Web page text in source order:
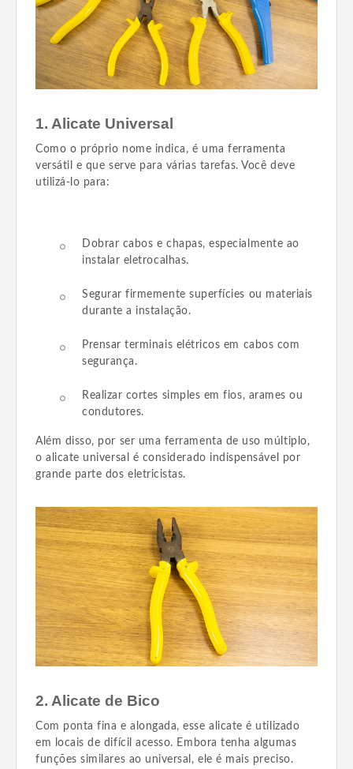
1. Alicate Universal
Como o próprio nome indica, é uma ferramenta
versátil e que serve para várias tarefas. Você deve
utilizá-lo para:
Dobrar cabos e chapas, especialmente ao
instalar eletrocalhas.
Segurar firmemente superfícies ou materiais
durante a instalação.
Prensar terminais elétricos em cabos com
segurança.
Realizar cortes simples em fios, arames ou
condutores.
Além disso, por ser uma ferramenta de uso múltiplo,
o alicate universal é considerado indispensável por
grande parte dos eletricistas.
2. Alicate de Bico
Com ponta fina e alongada, esse alicate é utilizado
em locais de difícil acesso. Embora tenha algumas
funções similares ao universal, ele é mais preciso.